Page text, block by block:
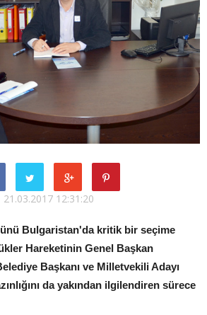
21.03.2017 12:31:20
Bulgaristan'da kritik bir seçime
Hareketinin Genel Başkan
Başkanı ve Milletvekili Adayı
da yakından ilgilendiren sürece